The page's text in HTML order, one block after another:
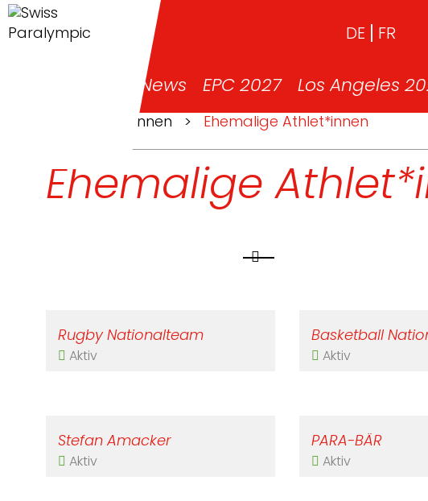
DE FR
News EPC 2027 Los Angeles
Athlet*innen > Ehemalige Athlet*innen
Ehemalige
Rugby Nationalteam
Aktiv
Basketball
Aktiv
Stefan Amacker
Aktiv
PARA-BÄR
Aktiv